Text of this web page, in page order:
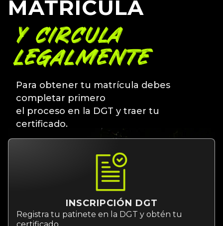
MATRÍCULA
Y CIRCULA
LEGALMENTE
Para obtener tu matrícula debes
completar primero
el proceso en la DGT y traer tu
certificado.
INSCRIPCIÓN DGT
Registra tu patinete en la DGT y obtén tu